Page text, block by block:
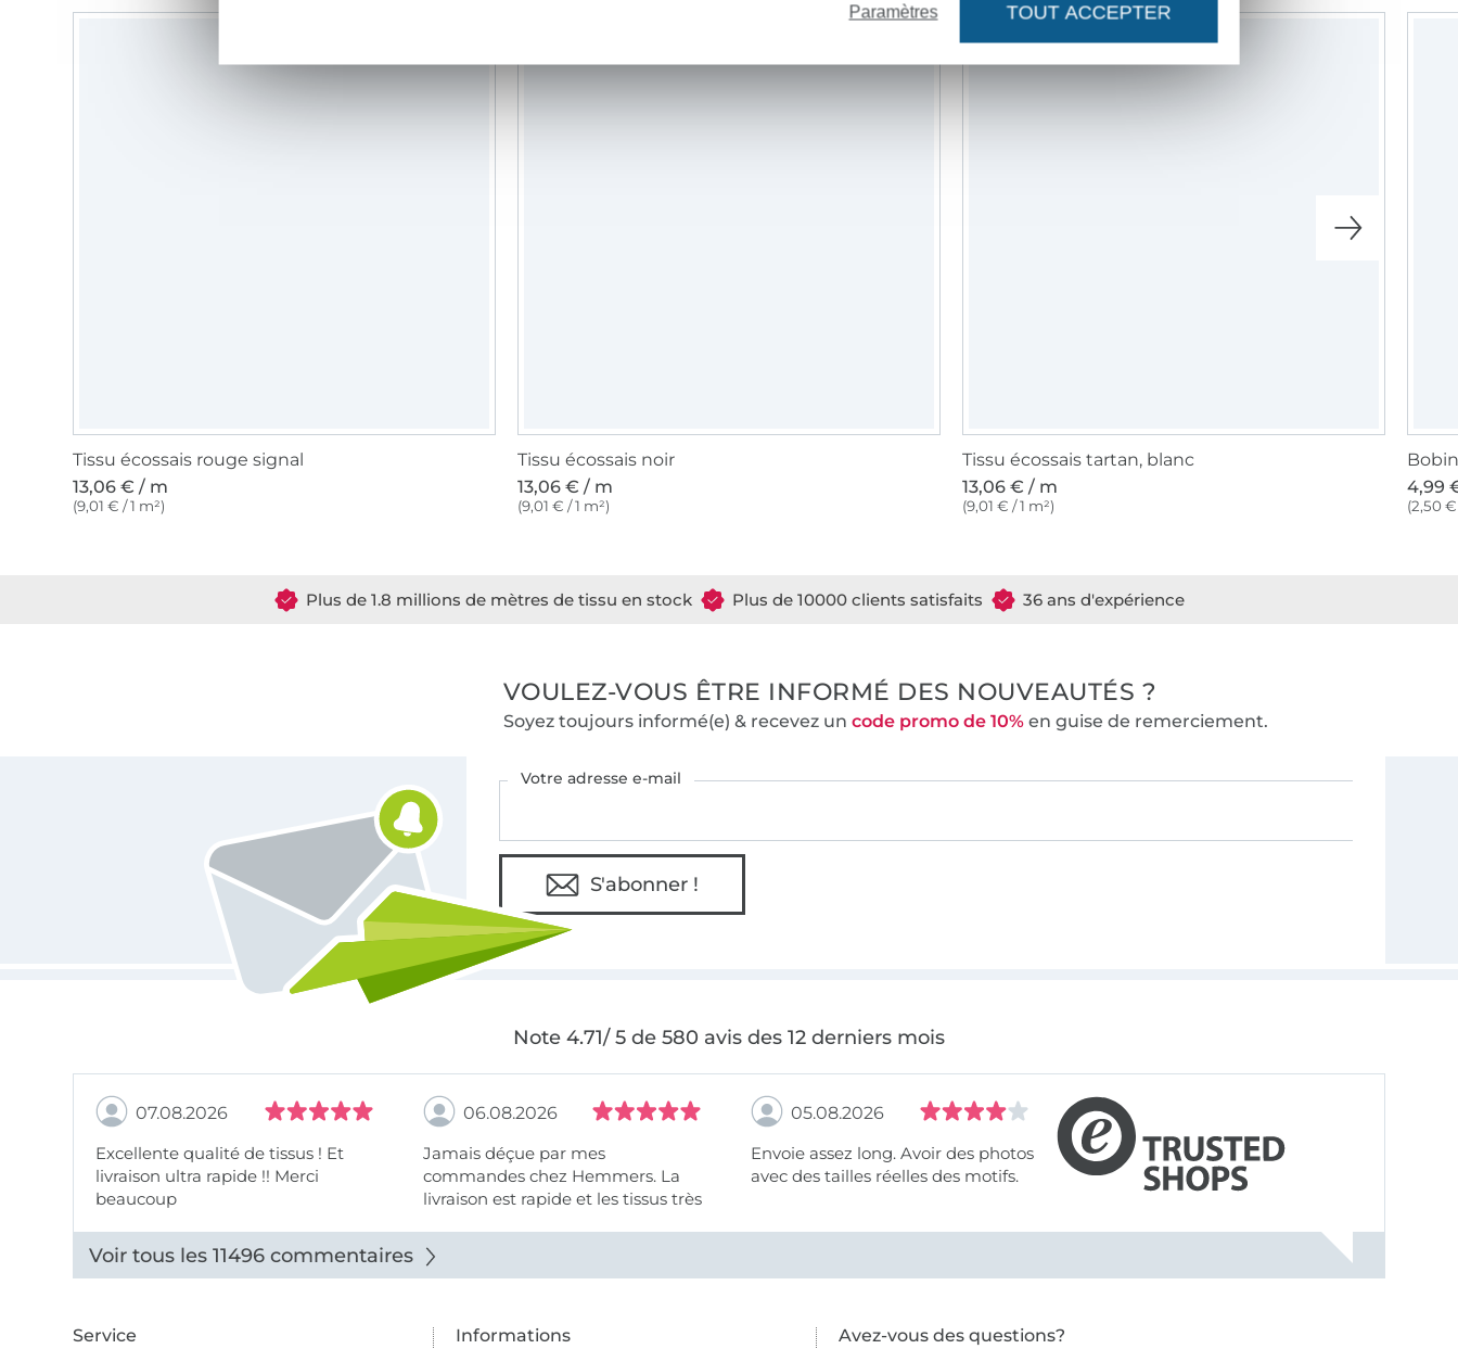
Tissu écossais rouge signal
13,06 € / m
(9,01 € / 1 m²)
Tissu écossais noir
13,06 € / m
(9,01 € / 1 m²)
Tissu écossais tartan, blanc
13,06 € / m
(9,01 € / 1 m²)
4,99
(2,50
Plus de 1.8 millions de mètres de tissu en stock Plus de 10000 clients satisfaits 36 ans d'expérience
VOULEZ-VOUS ÊTRE INFORMÉ DES NOUVEAUTÉS ?
Soyez toujours informé(e) & recevez un code promo de 10%en guise de remerciement.
Votre adresse e-mail
S'abonner !
Note 4.71/ 5 de 580 avis des 12 derniers mois
07.08.2026
Excellente qualité de tissus ! Et
livraison ultra rapide !! Merci
beaucoup
06.08.2026
Jamais déçue par mes
commandes chez Hemmers. La
livraison est rapide et les tissus très
05.08.2026
Envoie assez long. Avoir des photos
avec des tailles réelles des motifs.
Voir tous les 11496 commentaires
Service Informations Avez-vous des questions?
Paramètres TOUT ACCEPTER